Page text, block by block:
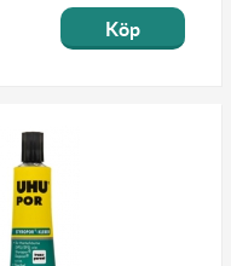
Köp